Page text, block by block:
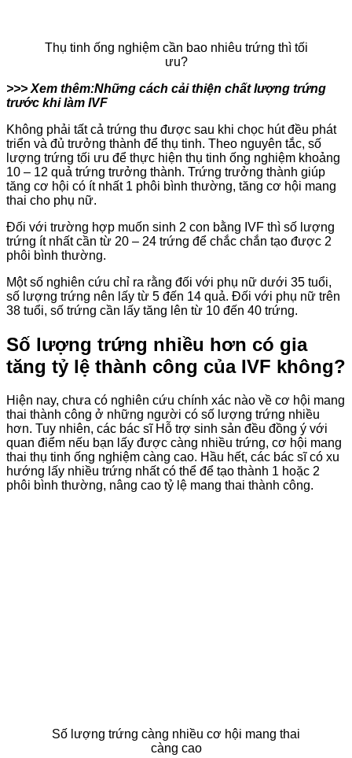
Thụ tinh ống nghiệm cần bao nhiêu trứng thì tối
ưu?
>>> Xem thêm:Những cách cải thiện chất lượng trứng
trước khi làm IVF
Không phải tất cả trứng thu được sau khi chọc hút đều phát
triển và đủ trưởng thành để thụ tinh. Theo nguyên tắc, số
lượng trứng tối ưu để thực hiện thụ tinh ống nghiệm khoảng
10 – 12 quả trứng trưởng thành. Trứng trưởng thành giúp
tăng cơ hội có ít nhất 1 phôi bình thường, tăng cơ hội mang
thai cho phụ nữ.
Đối với trường hợp muốn sinh 2 con bằng IVF thì số lượng
trứng ít nhất cần từ 20 – 24 trứng để chắc chắn tạo được 2
phôi bình thường.
Một số nghiên cứu chỉ ra rằng đối với phụ nữ dưới 35 tuổi,
số lượng trứng nên lấy từ 5 đến 14 quả. Đối với phụ nữ trên
38 tuổi, số trứng cần lấy tăng lên từ 10 đến 40 trứng.
Số lượng trứng nhiều hơn có gia
tăng tỷ lệ thành công của IVF không?
Hiện nay, chưa có nghiên cứu chính xác nào về cơ hội mang
thai thành công ở những người có số lượng trứng nhiều
hơn. Tuy nhiên, các bác sĩ Hỗ trợ sinh sản đều đồng ý với
quan điểm nếu bạn lấy được càng nhiều trứng, cơ hội mang
thai thụ tinh ống nghiệm càng cao. Hầu hết, các bác sĩ có xu
hướng lấy nhiều trứng nhất có thể để tạo thành 1 hoặc 2
phôi bình thường, nâng cao tỷ lệ mang thai thành công.
Số lượng trứng càng nhiều cơ hội mang thai
càng cao